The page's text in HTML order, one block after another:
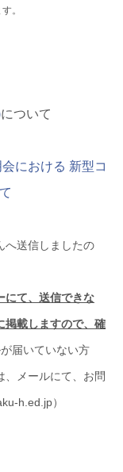
。
について
における 新型コ
へ送信しましたの
にて、送信できな
掲載しますので、確
届いていない方
、メールにて、お問
h.ed.jp）